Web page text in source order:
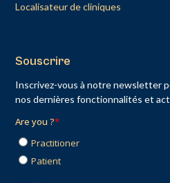
Localisateur de cliniques
Souscrire
Inscrivez-vous à notre newsletter
nos dernières fonctionnalités et